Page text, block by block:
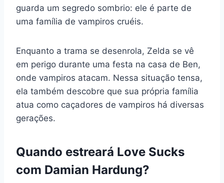
guarda um segredo sombrio: ele é parte de
uma família de vampiros cruéis.
Enquanto a trama se desenrola, Zelda se vê
em perigo durante uma festa na casa de Ben,
onde vampiros atacam. Nessa situação tensa,
ela também descobre que sua própria família
atua como caçadores de vampiros há diversas
gerações.
Quando estreará Love Sucks
com Damian Hardung?